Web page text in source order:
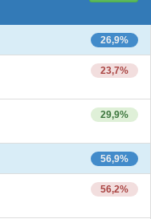
26,9%
23,7%
29,9%
56,9%
56,2%